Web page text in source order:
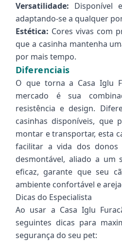
Versatilidade: Disponível
adaptando-se a qualquer
Estética: Cores vivas com
que a casinha mantenha
por mais tempo.
Diferenciais
O que torna a Casa Iglu
mercado é sua
resistência e design.
casinhas disponíveis, que
montar e transportar, esta
facilitar a vida dos donos
desmontável, aliado a um
eficaz, garante que seu
ambiente confortável e
Dicas do Especialista
Ao usar a Casa Iglu
seguintes dicas para
segurança do seu pet: